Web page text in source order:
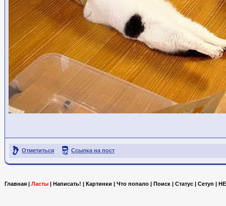
Отметиться Ссылка на пост
Главная | Ласты | Написать! | Картинки | Что попало | Поиск | Статус | Сетуп |